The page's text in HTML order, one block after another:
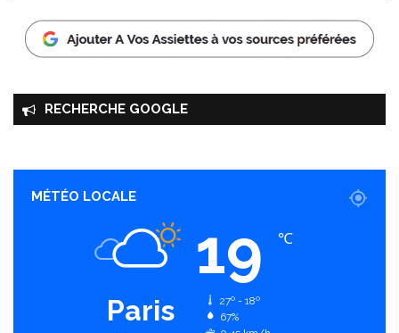
RECHERCHE GOOGLE
MÉTÉO LOCALE
Paris
19 ℃
27º - 18º
67%